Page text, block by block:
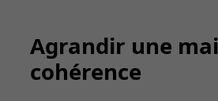
Agrandir une
cohérence